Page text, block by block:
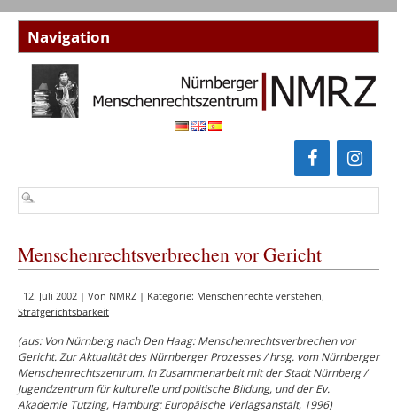
Menschenrechtsverbrechen vor Gericht
12. Juli 2002 | Von NMRZ | Kategorie: Menschenrechte verstehen,
Strafgerichtsbarkeit
(aus: Von Nürnberg nach Den Haag: Menschenrechtsverbrechen vor
Gericht. Zur Aktualität des Nürnberger Prozesses / hrsg. vom Nürnberger
Menschenrechtszentrum. In Zusammenarbeit mit der Stadt Nürnberg /
Jugendzentrum für kulturelle und politische Bildung, und der Ev.
Akademie Tutzing, Hamburg: Europäische Verlagsanstalt, 1996)